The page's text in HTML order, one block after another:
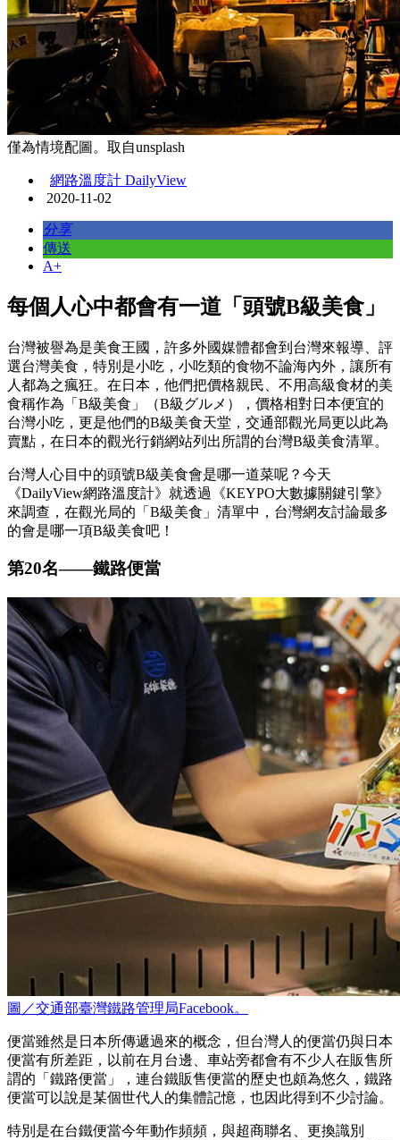
僅為情境配圖。取自unsplash
網路溫度計 DailyView
2020-11-02
分享
傳送
A+
每個人心中都會有一道「頭號B級美食」
台灣被譽為是美食王國，許多外國媒體都會到台灣來報導、評
選台灣美食，特別是小吃，小吃類的食物不論海內外，讓所有
人都為之瘋狂。在日本，他們把價格親民、不用高級食材的美
食稱作為「B級美食」（B級グルメ），價格相對日本便宜的
台灣小吃，更是他們的B級美食天堂，交通部觀光局更以此為
賣點，在日本的觀光行銷網站列出所謂的台灣B級美食清單。
台灣人心目中的頭號B級美食會是哪一道菜呢？今天
《DailyView網路溫度計》就透過《KEYPO大數據關鍵引擎》
來調查，在觀光局的「B級美食」清單中，台灣網友討論最多
的會是哪一項B級美食吧！
第20名——鐵路便當
圖／交通部臺灣鐵路管理局Facebook。
便當雖然是日本所傳遞過來的概念，但台灣人的便當仍與日本
便當有所差距，以前在月台邊、車站旁都會有不少人在販售所
謂的「鐵路便當」，連台鐵販售便當的歷史也頗為悠久，鐵路
便當可以說是某個世代人的集體記憶，也因此得到不少討論。
特別是在台鐵便當今年動作頻頻，與超商聯名、更換識別